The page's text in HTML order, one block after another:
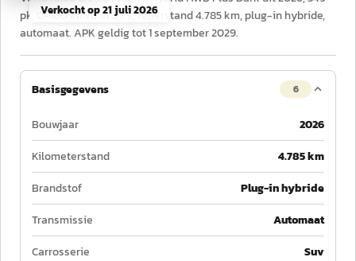
Verkocht op21 juli 2026
pk, 0–100 km/u in 5,7 s, tellerstand 4.785 km, plug-in hybride,
automaat. APK geldig tot 1 september 2029.
Basisgegevens 6
Bouwjaar
2026
Kilometerstand
4.785 km
Brandstof
Plug-in hybride
Transmissie
Automaat
Carrosserie
Suv